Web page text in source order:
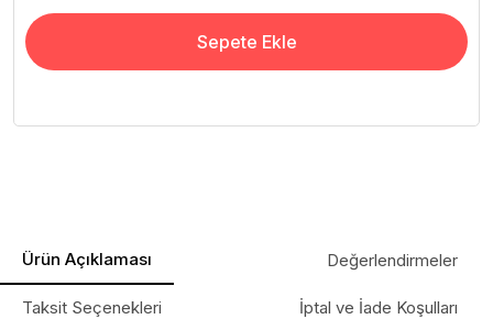
Sepete Ekle
Ürün Açıklaması Değerlendirmeler
Taksit Seçenekleri İptal ve İade Koşulları